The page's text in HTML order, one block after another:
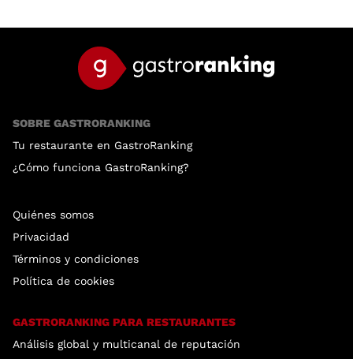
SOBRE GASTRORANKING
Tu restaurante en GastroRanking
¿Cómo funciona GastroRanking?
Quiénes somos
Privacidad
Términos y condiciones
Política de cookies
GASTRORANKING PARA RESTAURANTES
Análisis global y multicanal de reputación